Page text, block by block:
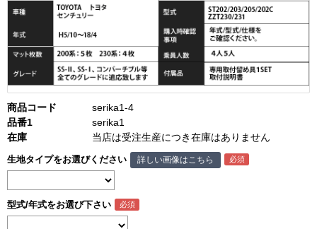
商品コード
serika1-4
品番1
serika1
在庫
当店は受注生産につき在庫はありません
生地タイプをお選びください 詳しい画像はこちら
型式/年式をお選び下さい